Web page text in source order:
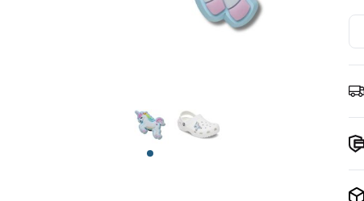
View larger image